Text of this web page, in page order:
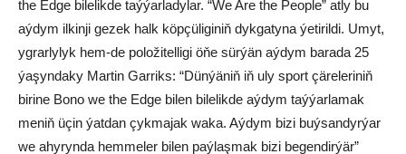
the Edge bilelikde taýýarladylar. “We Are the People” atly bu
aýdym ilkinji gezek halk köpçüliginiň dykgatyna ýetirildi. Umyt,
ygrarlylyk hem-de položitelligi öňe sürýän aýdym barada 25
ýaşyndaky Martin Garriks: “Dünýäniň iň uly sport çäreleriniň
birine Bono we the Edge bilen bilelikde aýdym taýýarlamak
meniň üçin ýatdan çykmajak waka. Aýdym bizi buýsandyrýar
we ahyrynda hemmeler bilen paýlaşmak bizi begendirýär”